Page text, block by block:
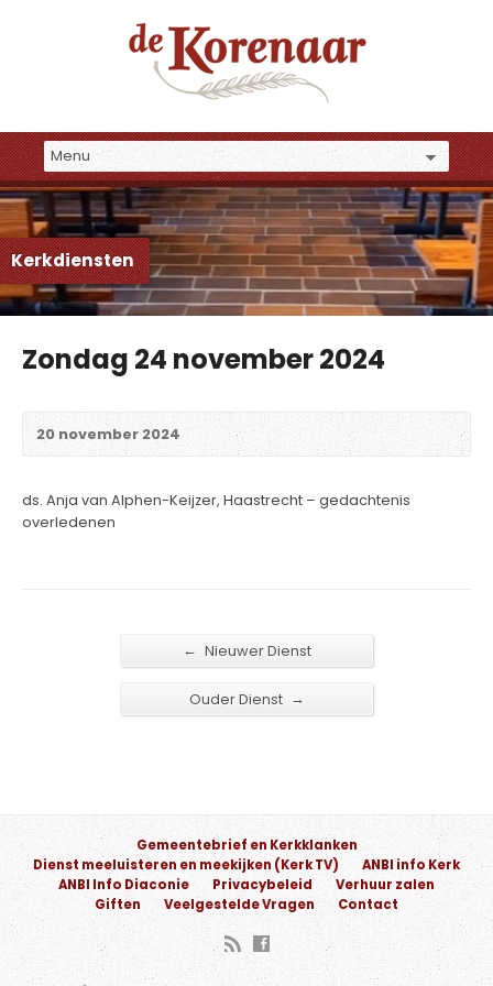
Kerkdiensten
Zondag 24 november 2024
20 november 2024
ds. Anja van Alphen-Keijzer, Haastrecht – gedachtenis
overledenen
← Nieuwer Dienst
Ouder Dienst →
Gemeentebrief en Kerkklanken
Dienst meeluisteren en meekijken (Kerk TV)
ANBI info Kerk
ANBI Info Diaconie
Privacybeleid
Verhuur zalen
Giften
Veelgestelde Vragen Contact